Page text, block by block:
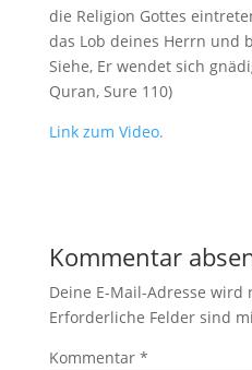
die Religion Gottes
das Lob deines Herrn und
Siehe, Er wendet sich
Quran, Sure 110)
Link zum Video.
Kommentar
Deine E-Mail-Adresse
Erforderliche Felder sind
Kommentar *